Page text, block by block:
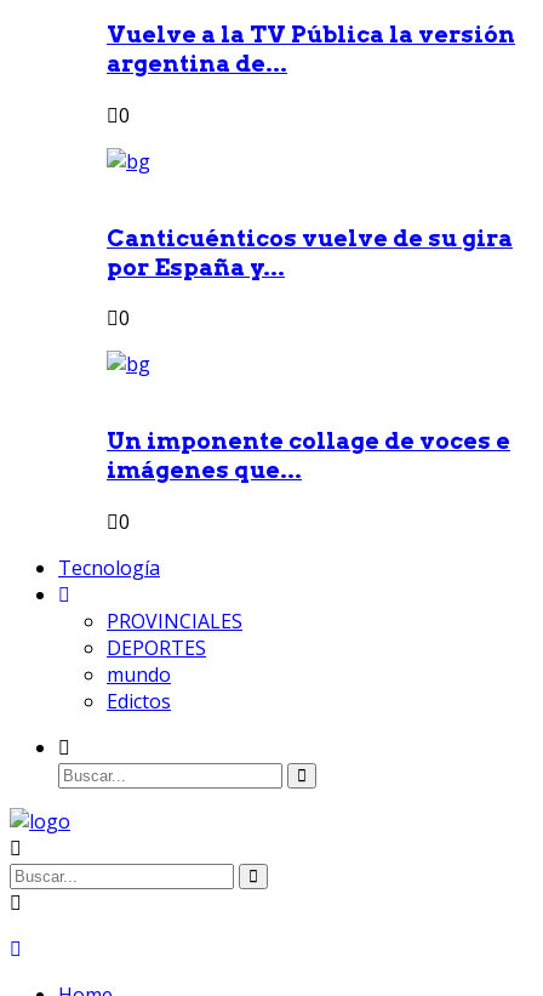
Vuelve a la TV Pública la versión
argentina de...
0
Canticuénticos vuelve de su gira
por España y...
0
Un imponente collage de voces e
imágenes que...
0
Tecnología
PROVINCIALES
DEPORTES
mundo
Edictos